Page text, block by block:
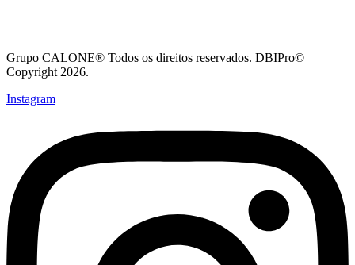
Grupo CALONE® Todos os direitos reservados. DBIPro©
Copyright 2026.
Instagram